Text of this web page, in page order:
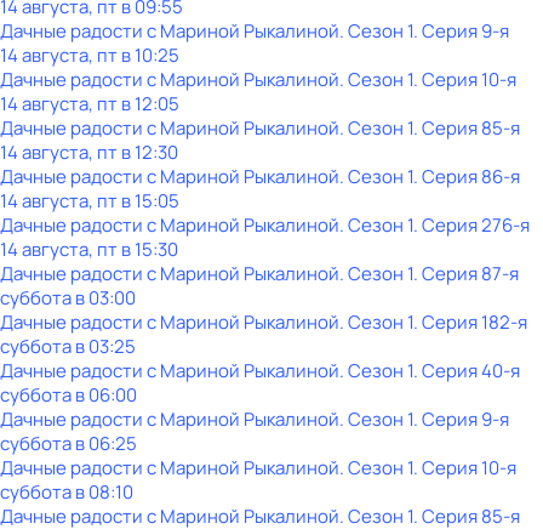
14 августа, пт в 09:55
Дачные радости с Мариной Рыкалиной. Сезон 1. Серия 9-я
14 августа, пт в 10:25
Дачные радости с Мариной Рыкалиной. Сезон 1. Серия 10-я
14 августа, пт в 12:05
Дачные радости с Мариной Рыкалиной. Сезон 1. Серия 85-я
14 августа, пт в 12:30
Дачные радости с Мариной Рыкалиной. Сезон 1. Серия 86-я
14 августа, пт в 15:05
Дачные радости с Мариной Рыкалиной. Сезон 1. Серия 276-я
14 августа, пт в 15:30
Дачные радости с Мариной Рыкалиной. Сезон 1. Серия 87-я
субботав03:00
Дачные радости с Мариной Рыкалиной. Сезон 1. Серия 182-я
субботав03:25
Дачные радости с Мариной Рыкалиной. Сезон 1. Серия 40-я
субботав06:00
Дачные радости с Мариной Рыкалиной. Сезон 1. Серия 9-я
субботав06:25
Дачные радости с Мариной Рыкалиной. Сезон 1. Серия 10-я
субботав08:10
Дачные радости с Мариной Рыкалиной. Сезон 1. Серия 85-я